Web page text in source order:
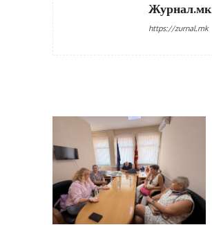
Журнал.мк
https://zurnal.mk